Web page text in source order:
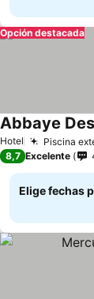
Opción destacada
Hotel Piscina
Abbaye
8,7 Excelente
Elige fechas